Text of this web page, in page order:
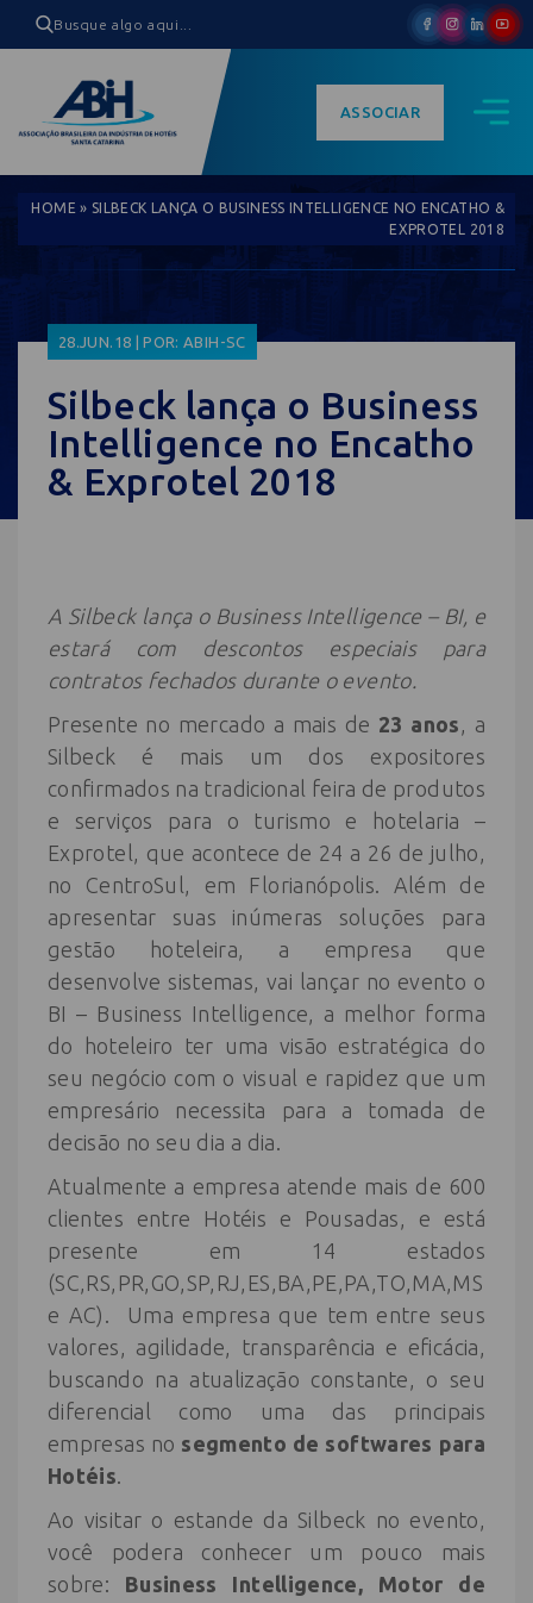
ASSOCIAR
HOME » SILBECK LANÇA O BUSINESS INTELLIGENCE NO ENCATHO &
EXPROTEL 2018
28.JUN.18 | POR: ABIH-SC
Silbeck lança o Business
Intelligence no Encatho
& Exprotel 2018
A Silbeck lança o Business Intelligence – BI, e
estará com descontos especiais para
contratos fechados durante o evento.
Presente no mercado a mais de 23 anos , a
Silbeck é mais um dos expositores
confirmados na tradicional feira de produtos
e serviços para o turismo e hotelaria –
Exprotel, que acontece de 24 a 26 de julho,
no CentroSul, em Florianópolis. Além de
apresentar suas inúmeras soluções para
gestão hoteleira, a empresa que
desenvolve sistemas, vai lançar no evento o
BI – Business Intelligence, a melhor forma
do hoteleiro ter uma visão estratégica do
seu negócio com o visual e rapidez que um
empresário necessita para a tomada de
decisão no seu dia a dia.
Atualmente a empresa atende mais de 600
clientes entre Hotéis e Pousadas, e está
presente em 14 estados
(SC,RS,PR,GO,SP,RJ,ES,BA,PE,PA,TO,MA,MS
e AC). Uma empresa que tem entre seus
valores, agilidade, transparência e eficácia,
buscando na atualização constante, o seu
diferencial como uma das principais
empresas no segmento de softwares para
Hotéis.
Ao visitar o estande da Silbeck no evento,
você podera conhecer um pouco mais
sobre: Business Intelligence, Motor de